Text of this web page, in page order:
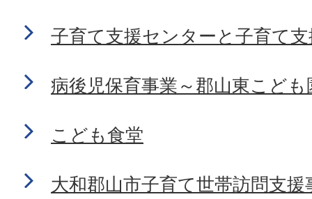
子育て支援センターと子育て
病後児保育事業～郡山東こども
こども食堂
大和郡山市子育て世帯訪問支